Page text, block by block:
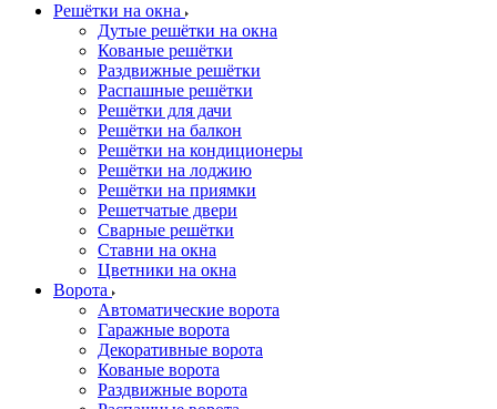
Решётки на окна
Дутые решётки на окна
Кованые решётки
Раздвижные решётки
Распашные решётки
Решётки для дачи
Решётки на балкон
Решётки на кондиционеры
Решётки на лоджию
Решётки на приямки
Решетчатые двери
Сварные решётки
Ставни на окна
Цветники на окна
Ворота
Автоматические ворота
Гаражные ворота
Декоративные ворота
Кованые ворота
Раздвижные ворота